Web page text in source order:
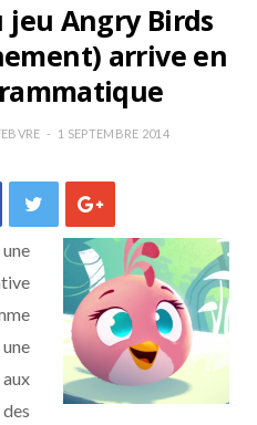
jeu Angry Birds
arrive en
1 SEPTEMBRE 2014